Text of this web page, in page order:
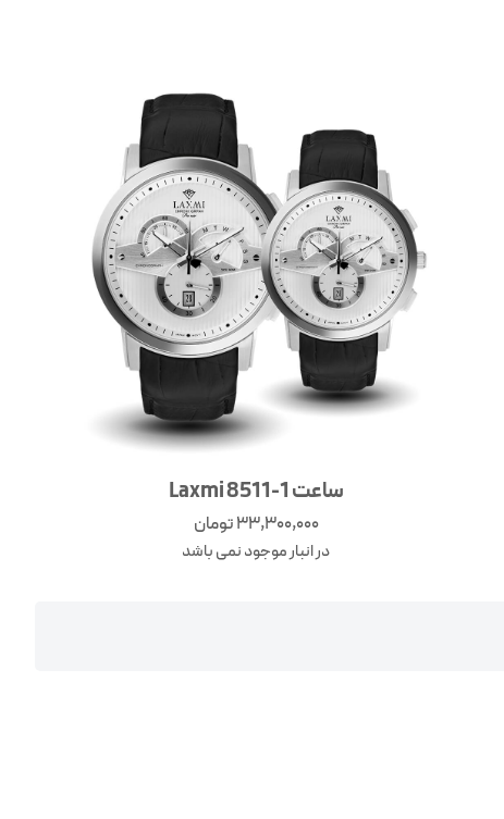
ساعت Laxmi 8511-1
33,300,000تومان
در انبار موجود نمی باشد